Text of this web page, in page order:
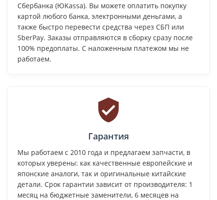
Сбербанка (ЮKassa). Вы можете оплатить покупку
картой любого банка, электронными деньгами, а
также быстро перевести средства через СБП или
SberPay. Заказы отправляются в сборку сразу после
100% предоплаты. С наложенным платежом мы не
работаем.
Гарантия
Мы работаем с 2010 года и предлагаем запчасти, в
которых уверены: как качественные европейские и
японские аналоги, так и оригинальные китайские
детали. Срок гарантии зависит от производителя: 1
месяц на бюджетные заменители, 6 месяцев на